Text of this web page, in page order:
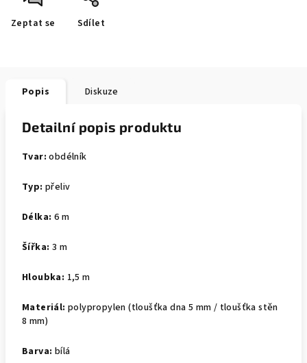
Zeptat se Sdílet
Popis Diskuze
Detailní popis produktu
Tvar: obdélník
Typ: přeliv
Délka: 6 m
Šířka: 3 m
Hloubka: 1,5 m
Materiál: polypropylen (tloušťka dna 5 mm / tloušťka stěn
8 mm)
Barva: bílá